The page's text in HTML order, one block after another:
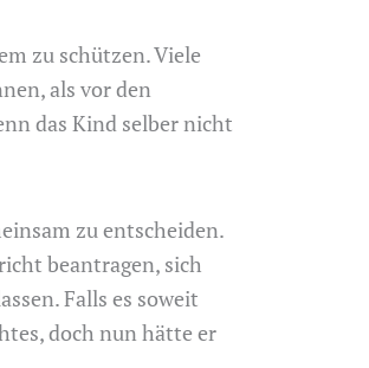
zu schützen. Viele
als vor den
das Kind selber nicht
zu entscheiden.
beantragen, sich
Falls es soweit
doch nun hätte er